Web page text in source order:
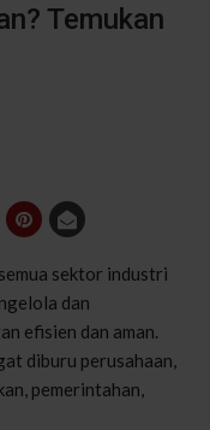
Temukan
sektor industri
dan
efisien dan aman.
diburu perusahaan,
pemerintahan,